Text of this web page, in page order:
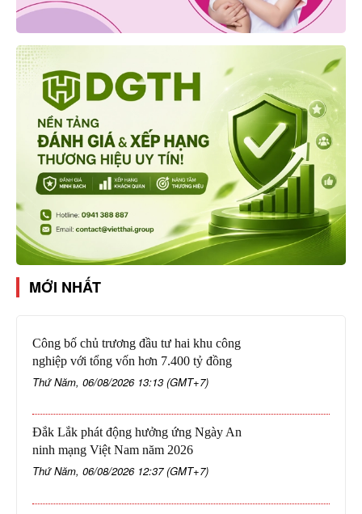
MỚI NHẤT
Công bố chủ trương đầu tư hai khu công
nghiệp với tổng vốn hơn 7.400 tỷ đồng
Thứ Năm, 06/08/2026 13:13 (GMT+7)
Đắk Lắk phát động hưởng ứng Ngày An
ninh mạng Việt Nam năm 2026
Thứ Năm, 06/08/2026 12:37 (GMT+7)